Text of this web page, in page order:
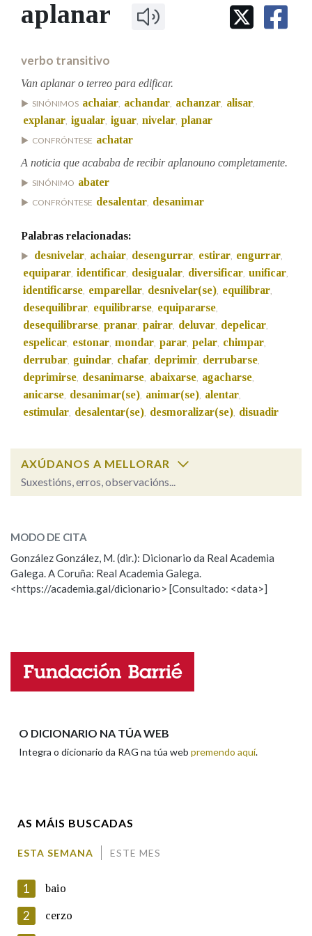
IDENTIDADE CORPORATIVA
MARCIAL DEL ADALID
FIGURAS HOMENAXEADAS
PRIMAVERA DAS LETRAS
PORTAL DAS PALABRAS
Facebook
TwitterYoutubeInstagram
Bluesky
BUSCAR NOS LEMAS
Remata por
Nas definicións
Nos exemplos
Na fraseoloxía
OUTRAS OPCIÓNS DE BUSCA
Pertence a
LIMPAR BUSCA
aplanar
verbo transitivo
Van aplanar o terreo para edificar.
SINÓNIMOS achaiar, achandar, achanzar, alisar,
explanar, igualar, iguar, nivelar, planar
CONFRÓNTESE achatar
A noticia que acababa de recibir aplanouno completamente.
SINÓNIMO abater
CONFRÓNTESE desalentar, desanimar
Palabras relacionadas:
desnivelar, achaiar, desengurrar, estirar, engurrar,
equiparar, identificar, desigualar, diversificar, unificar,
identificarse, emparellar, desnivelar(se), equilibrar,
desequilibrar, equilibrarse, equipararse,
desequilibrarse, pranar, pairar, deluvar, depelicar,
espelicar, estonar, mondar, parar, pelar, chimpar,
derrubar, guindar, chafar, deprimir, derrubarse,
deprimirse, desanimarse, abaixarse, agacharse,
anicarse, desanimar(se), animar(se), alentar,
estimular, desalentar(se), desmoralizar(se), disuadir
AXÚDANOS A MELLORAR
Suxestións, erros, observacións...
ESCOLLE UNHA OPCIÓN:
Observación Hai un erro na palabra
Propoño mellorar a definición
Nome
MODO DE CITA
González González, M. (dir.): Dicionario da Real Academia
Galega. A Coruña: Real Academia Galega.
<https://academia.gal/dicionario> [Consultado: <data>]
O DICIONARIO NA TÚA WEB
Integra o dicionario da RAG na túa web premendo aquí.
AS MÁIS BUSCADAS
ESTA SEMANA ESTE MES
1 baio
2 cerzo